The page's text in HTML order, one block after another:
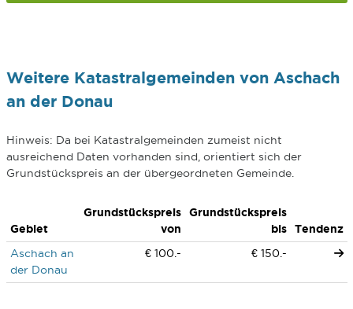
Weitere Katastralgemeinden von Aschach
an der Donau
Hinweis: Da bei Katastralgemeinden zumeist nicht
ausreichend Daten vorhanden sind, orientiert sich der
Grundstückspreis an der übergeordneten Gemeinde.
Gebiet
Grundstückspreis
von
Grundstückspreis
bis
Tendenz
Aschach an
der Donau
€ 100.- € 150.-